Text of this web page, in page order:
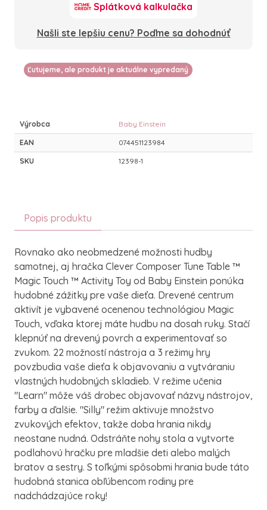
Splátková kalkulačka
Našli ste lepšiu cenu? Poďme sa dohodnúť
Ľutujeme, ale produkt je aktuálne vypredaný
Výrobca Baby Einstein
EAN 074451123984
SKU 12398-1
Popis produktu
Rovnako ako neobmedzené možnosti hudby
samotnej, aj hračka Clever Composer Tune Table ™
Magic Touch ™ Activity Toy od Baby Einstein ponúka
hudobné zážitky pre vaše dieťa. Drevené centrum
aktivít je vybavené ocenenou technológiou Magic
Touch, vďaka ktorej máte hudbu na dosah ruky. Stačí
klepnúť na drevený povrch a experimentovať so
zvukom. 22 možností nástroja a 3 režimy hry
povzbudia vaše dieťa k objavovaniu a vytváraniu
vlastných hudobných skladieb. V režime učenia
"Learn" môže váš drobec objavovať názvy nástrojov,
farby a ďalšie. "Silly" režim aktivuje množstvo
zvukových efektov, takže doba hrania nikdy
neostane nudná. Odstráňte nohy stola a vytvorte
podlahovú hračku pre mladšie deti alebo malých
bratov a sestry. S toľkými spôsobmi hrania bude táto
hudobná stanica obľúbencom rodiny pre
nadchádzajúce roky!